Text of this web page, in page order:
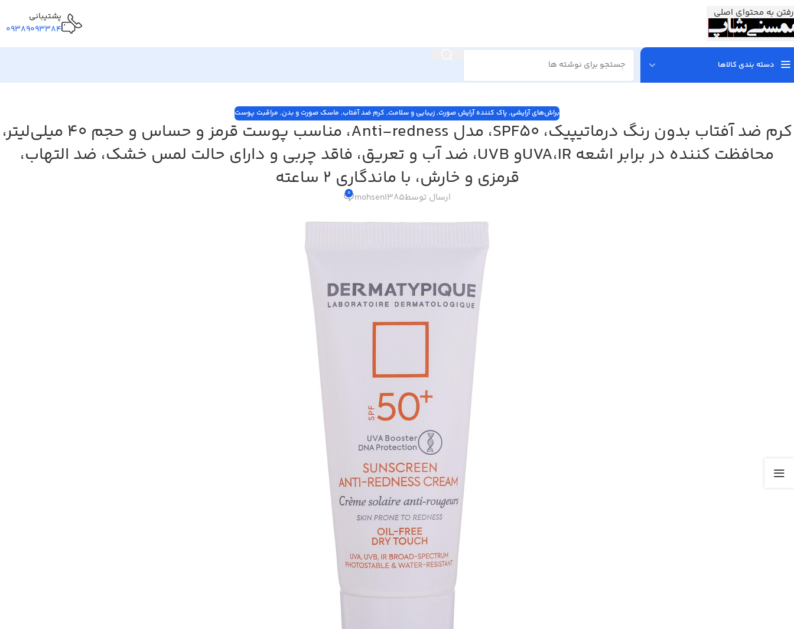
رفتن به محتوای اصلی
پشتیبانی
09389093384
دسته بندی کالاها
براش‌های آرایشی,پاک کننده آرایش صورت,زیبایی و سلامت, کرم ضد آفتاب, ماسک صورت و بدن, مراقبت پوست
کرم ضد آفتاب بدون رنگ درماتیپیک، SPF50، مدل Anti-redness، مناسب پوست‌ قرمز و حساس و حجم 40 میلی‌لیتر،
محافظت کننده در برابر اشعه UVA،IRو UVB، ضد آب و تعریق، فاقد چربی و دارای حالت لمس خشک، ضد التهاب،
قرمزی و خارش، با ماندگاری 2 ساعته
ارسال توسطmohsen1385
0